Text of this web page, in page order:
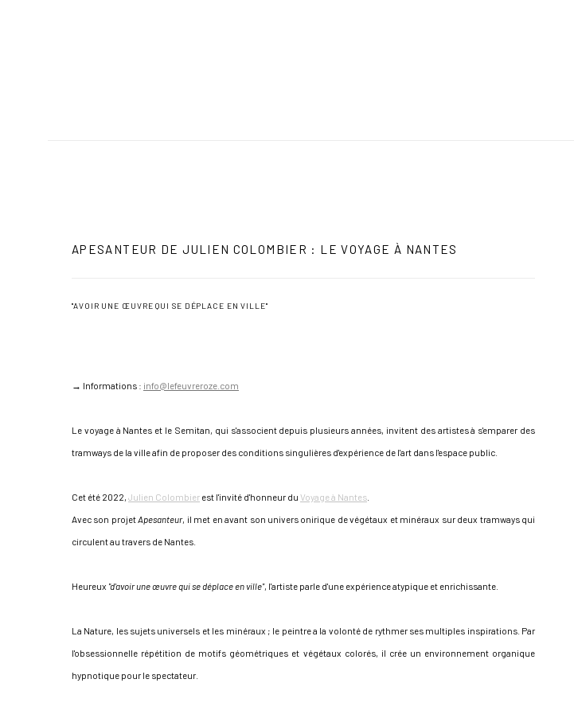
APESANTEUR DE JULIEN COLOMBIER : LE VOYAGE À NANTES
"AVOIR UNE ŒUVRE QUI SE DÉPLACE EN VILLE"
→ Informations : info@lefeuvreroze.com
Le voyage à Nantes et le Semitan, qui s'associent depuis plusieurs années, invitent des artistes à s'emparer des
tramways de la ville afin de proposer des conditions singulières d'expérience de l'art dans l'espace public.
Cet été 2022, Julien Colombier est l'invité d'honneur du Voyage à Nantes
Avec son projetApesanteur, il met en avant son univers onirique de végétaux et minéraux sur deux tramways qui
circulent au travers de Nantes.
Heureux "d'avoir une œuvre qui se déplace en ville", l'artiste parle d'une expérience atypique et enrichissante.
La Nature, les sujets universels et les minéraux ; le peintre a la volonté de rythmer ses multiples inspirations. Par
l'obsessionnelle répétition de motifs géométriques et végétaux colorés, il crée un environnement organique
hypnotique pour le spectateur.